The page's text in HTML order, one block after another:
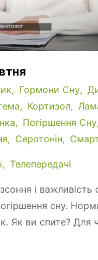
Гормони Сну
Кортизол
Погіршення Сну
Серотонін
Телепередачі
і
сну.
Як ви спите? Для